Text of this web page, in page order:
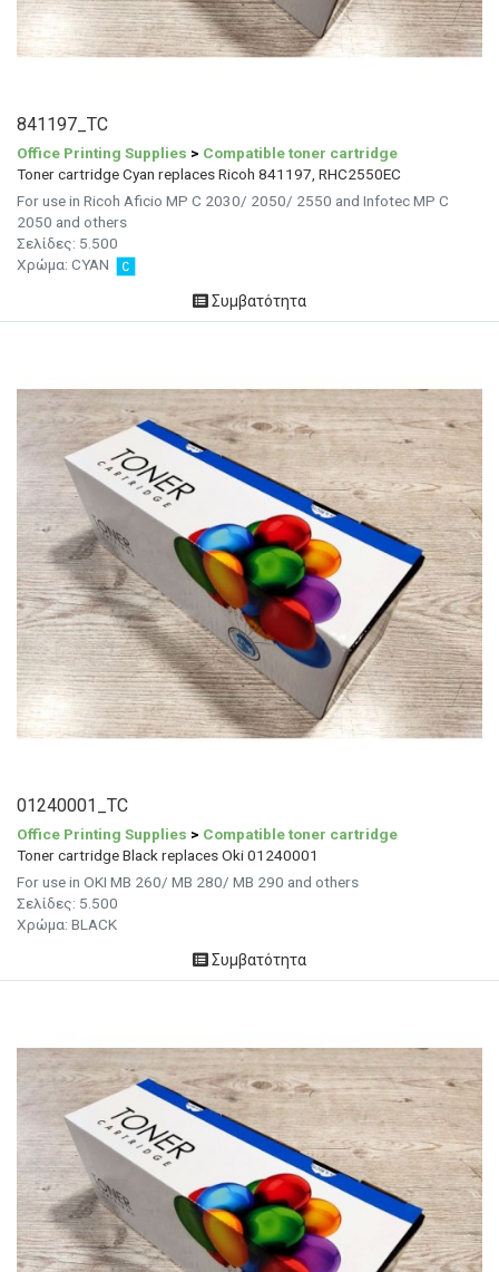
841197_TC
Office Printing Supplies > Compatible toner cartridge
Toner cartridge Cyan replaces Ricoh 841197, RHC2550EC
For use in Ricoh Aficio MP C 2030/ 2050/ 2550 and Infotec MP C
2050 and others
Σελίδες: 5.500
Χρώμα: CYAN
Συμβατότητα
01240001_TC
Office Printing Supplies > Compatible toner cartridge
Toner cartridge Black replaces Oki 01240001
For use in OKI MB 260/ MB 280/ MB 290 and others
Σελίδες: 5.500
Χρώμα: BLACK
Συμβατότητα